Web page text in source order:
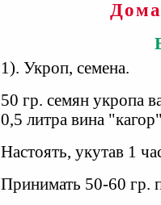
1). Укроп, семена.
50 гр. семян укропа
0,5 литра вина
Настоять, укутав 1
Принимать 50-60 гр.